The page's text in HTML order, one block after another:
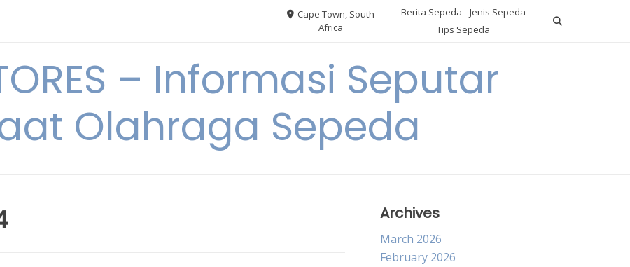
Cape Town, South
Africa
Berita Sepeda
Jenis Sepeda
Tips Sepeda
– Informasi Seputar
Olahraga Sepeda
Archives
March 2026
February 2026